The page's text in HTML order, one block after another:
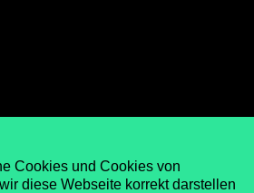
Cookies und Cookies von
diese Webseite korrekt darstellen